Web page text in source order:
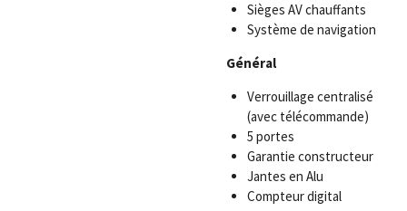
Sièges AV chauffants
Système de navigation
Général
Verrouillage centralisé
(avec télécommande)
5 portes
Garantie constructeur
Jantes en Alu
Compteur digital